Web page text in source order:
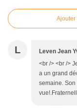
Ajouter
L Leven Jean
<br /> <br />
a un grand
semaine.